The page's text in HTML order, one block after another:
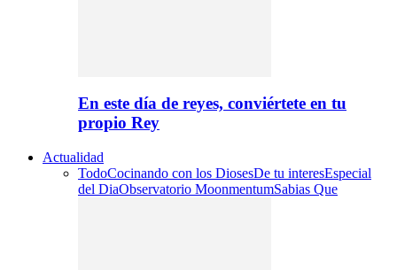
En este día de reyes, conviértete en tu
propio Rey
Actualidad
TodoCocinando con los DiosesDe tu interesEspecial
del DiaObservatorio MoonmentumSabias Que